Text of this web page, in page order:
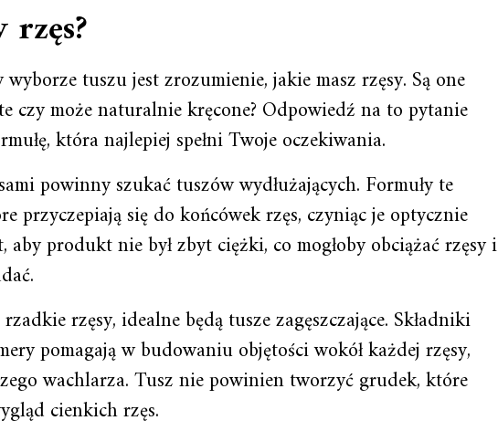
tuszu jest zrozumienie, jakie masz rzęsy. Są one
czy może naturalnie kręcone? Odpowiedź na to pytanie
która najlepiej spełni Twoje oczekiwania.
powinny szukać tuszów wydłużających. Formuły te
przyczepiają się do końcówek rzęs, czyniąc je optycznie
aby produkt nie był zbyt ciężki, co mogłoby obciążać rzęsy i
rzęsy, idealne będą tusze zagęszczające. Składniki
pomagają w budowaniu objętości wokół każdej rzęsy,
wachlarza. Tusz nie powinien tworzyć grudek, które
cienkich rzęs.